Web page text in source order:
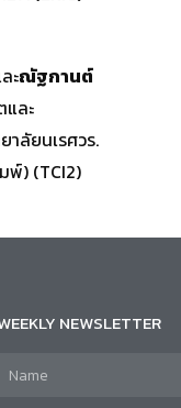
ะณัฐกานต์
และ
ลัยนเรศวร.
พ์) (TCI2)
NEWSLETTER